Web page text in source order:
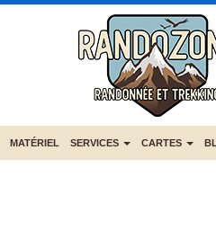
MATÉRIEL SERVICES CARTES